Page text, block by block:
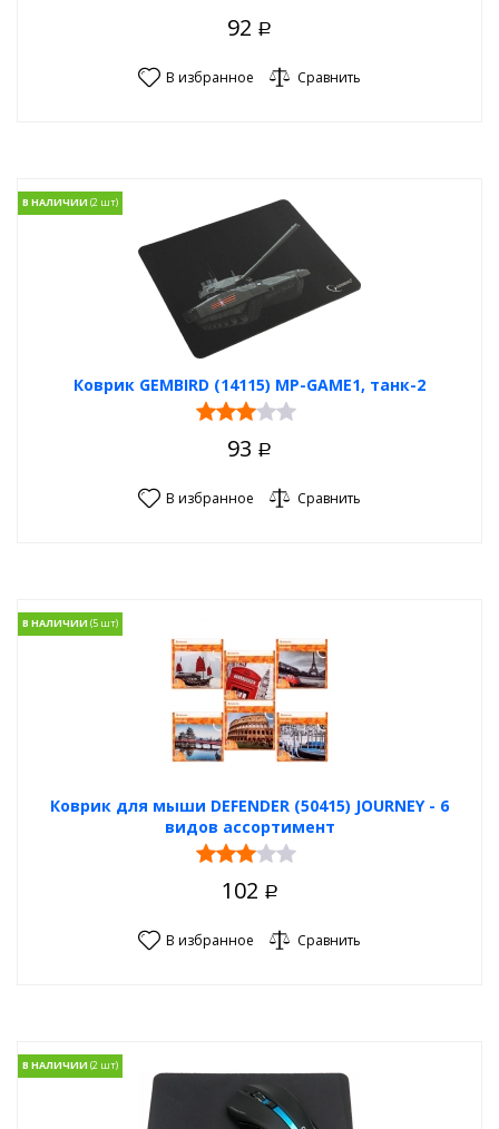
92 Р
В избранное Сравнить
Коврик GEMBIRD (14115) MP-GAME1, танк-2
В НАЛИЧИИ
93 Р
В избранное Сравнить
Коврик для мыши DEFENDER (50415) JOURNEY - 6
видов ассортимент
В НАЛИЧИИ
102 Р
В избранное Сравнить
В НАЛИЧИИ